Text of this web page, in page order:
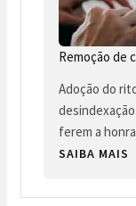
Remoção de
Adoção do
ferem a
SAIBA MAIS